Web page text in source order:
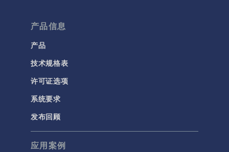
产品信息
产品
技术规格表
许可证选项
系统要求
发布回顾
应用案例